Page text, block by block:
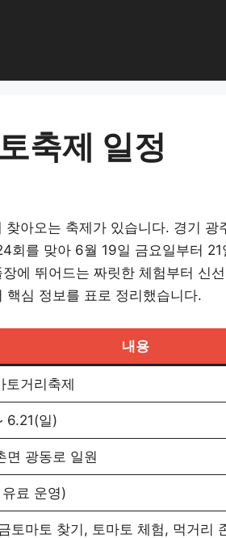
축제 일정
아오는 축제가 있습니다. 경기 광
회를 맞아 6월 19일 금요일부터
에 뛰어드는 짜릿한 체험부터 신
심 정보를 표로 정리했습니다.
내용
토거리축제
6.21(일)
면 광동로 일원
료 운영)
토마토 찾기, 토마토 체험, 먹거리